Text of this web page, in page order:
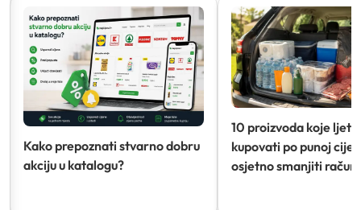
Kako prepoznati stvarno dobru
akciju u katalogu?
10 proizvoda koje ljeti
kupovati po punoj
osjetno smanjiti račun)